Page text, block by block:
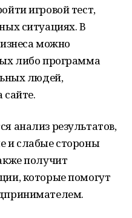
игровой тест,
ситуациях. В
можно
либо программа
людей,
сайте.
анализ результатов,
и слабые стороны
получит
которые помогут